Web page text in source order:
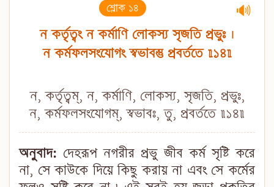
শ্লোক ১৪ 🔊
ন কর্তৃত্বং ন কর্মাণি লোকস্য সৃজতি প্রভুঃ ।
ন কর্মফলসংযোগং স্বভাবস্তু প্রবর্ততে ॥১৪॥
ন, কর্তৃত্বম্, ন, কর্মাণি, লোকস্য, সৃজতি, প্রভুঃ,
ন, কর্মফলসংযোগম্, স্বভাবঃ, তু, প্রবর্ততে ॥১৪॥
অনুবাদ: দেহরূপ নগরীর প্রভু জীব কর্ম সৃষ্টি করে
না, সে কাউকে দিয়ে কিছু করায় না এবং সে কর্মের